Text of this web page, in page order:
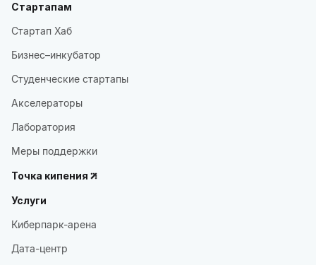
Стартапам
Стартап Хаб
Бизнес–инкубатор
Студенческие стартапы
Акселераторы
Лаборатория
Меры поддержки
Точка кипения
Услуги
Киберпарк-арена
Дата-центр